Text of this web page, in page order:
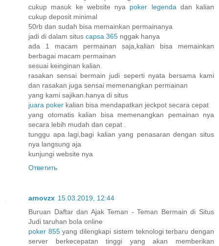
cukup masuk ke website nya poker legenda dan kalian
cukup deposit minimal
50rb dan sudah bisa memainkan permainanya
jadi di dalam situs capsa 365 nggak hanya
ada 1 macam permainan saja,kalian bisa memainkan
berbagai macam permainan
sesuai keinginan kalian.
rasakan sensai bermain judi seperti nyata bersama kami
dan rasakan juga sensai memenangkan permainan
yang kami sajikan.hanya di situs
juara poker kalian bisa mendapatkan jeckpot secara cepat
yang otomatis kalian bisa memenangkan pemainan nya
secara lebih mudah dan cepat .
tunggu apa lagi,bagi kalian yang penasaran dengan situs
nya langsung aja
kunjungi website nya
Ответить
arnovzx 15.03.2019, 12:44
Buruan Daftar dan Ajak Teman - Teman Bermain di Situs
Judi taruhan bola online
poker 855yang dilengkapi sistem teknologi terbaru dengan
server berkecepatan tinggi yang akan memberikan